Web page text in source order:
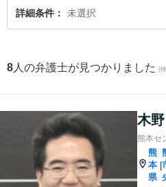
たい』などでお困りの相談者さんにおすす
詳細条件 未選択
8 人の弁護士が見つかりました (
木
熊本セ
熊
本
県
|